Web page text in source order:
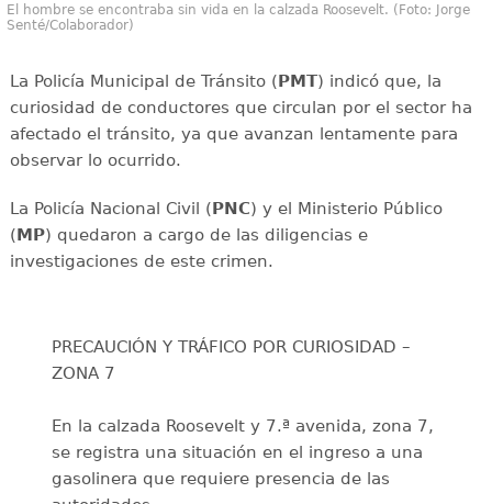
El hombre se encontraba sin vida en la calzada Roosevelt. (Foto: Jorge
Senté/Colaborador)
La Policía Municipal de Tránsito (PMT) indicó que, la
curiosidad de conductores que circulan por el sector ha
afectado el tránsito, ya que avanzan lentamente para
observar lo ocurrido.
La Policía Nacional Civil (PNC) y el Ministerio Público
(MP) quedaron a cargo de las diligencias e
investigaciones de este crimen.
PRECAUCIÓN Y TRÁFICO POR CURIOSIDAD –
ZONA 7
En la calzada Roosevelt y 7.ª avenida, zona 7,
se registra una situación en el ingreso a una
gasolinera que requiere presencia de las